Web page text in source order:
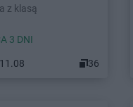
z klasą
3 DNI
36